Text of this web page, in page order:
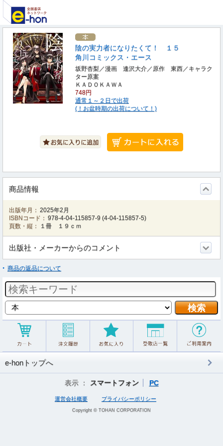
陰の実力者になりたくて！ １５
角川コミックス・エース
坂野杏梨／漫画 逢沢大介／原作 東西／キャラク
ター原案
ＫＡＤＯＫＡＷＡ
748円
通常１～２日で出荷
(！お盆時期の出荷について！)
商品情報
出版年月： 2025年2月
ISBNコード： 978-4-04-115857-9 (4-04-115857-5)
頁数・縦：
１冊 １９ｃｍ
出版社・メーカーからのコメント
商品の返品について
e-honトップへ
表示 ： スマートフォン PC
運営会社概要 プライバシーポリシー
Copyright © TOHAN CORPORATION